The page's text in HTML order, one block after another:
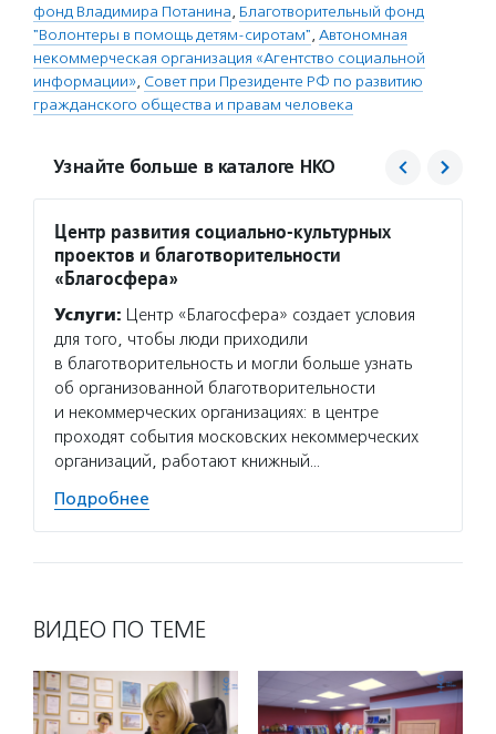
фонд Владимира Потанина, Благотворительный фонд
"Волонтеры в помощь детям-сиротам", Автономная
некоммерческая организация «Агентство социальной
информации», Совет при Президенте РФ по развитию
гражданского общества и правам человека
Узнайте больше в каталоге НКО
Центр развития социально-культурных
проектов и благотворительности
«Благосфера»
Услуги: Центр «Благосфера» создает условия
для того, чтобы люди приходили
в благотворительность и могли больше узнать
об организованной благотворительности
и некоммерческих организациях: в центре
проходят события московских некоммерческих
организаций, работают книжный…
Подробнее
ВИДЕО ПО ТЕМЕ